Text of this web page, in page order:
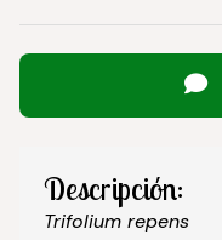
Descripción:
Trifolium repens